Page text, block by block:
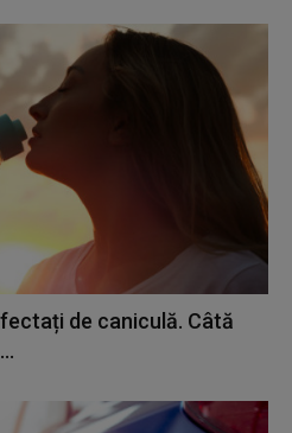
de caniculă. Câtă